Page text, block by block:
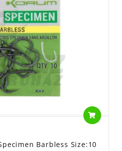
Barbless Size:10